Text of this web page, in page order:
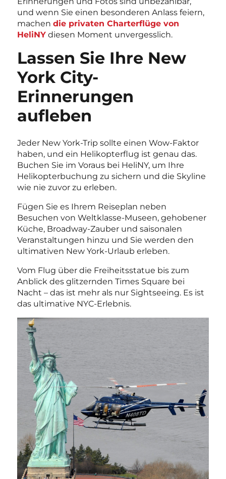
und wenn Sie einen besonderen Anlass feiern,
machen die privaten Charterflüge von
HeliNY diesen Moment unvergesslich.
Lassen Sie Ihre New
York City-
Erinnerungen
aufleben
Jeder New York-Trip sollte einen Wow-Faktor
haben, und ein Helikopterflug ist genau das.
Buchen Sie im Voraus bei HeliNY, um Ihre
Helikopterbuchung zu sichern und die Skyline
wie nie zuvor zu erleben.
Fügen Sie es Ihrem Reiseplan neben
Besuchen von Weltklasse-Museen, gehobener
Küche, Broadway-Zauber und saisonalen
Veranstaltungen hinzu und Sie werden den
ultimativen New York-Urlaub erleben.
Vom Flug über die Freiheitsstatue bis zum
Anblick des glitzernden Times Square bei
Nacht – das ist mehr als nur Sightseeing. Es ist
das ultimative NYC-Erlebnis.